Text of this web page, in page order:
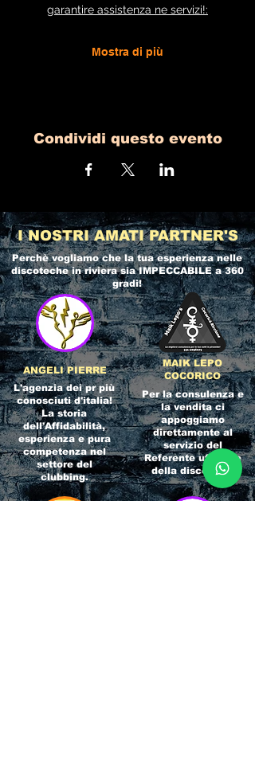
garantire assistenza ne servizi!:
Mostra di più
Condividi questo evento
I NOSTRI AMATI PARTNER'S
Perchè vogliamo che la tua esperienza nelle
discoteche in rivierasia IMPECCABILE a 360
gradi!
ANGELI PIERRE
L'agenzia dei pr più
conosciuti d'italia!
La storia
dell'Affidabilità,
esperienza e pura
competenza nel
settore del
clubbing.
MAIK LEPO
COCORICO
Per la consulenza e
la vendita ci
appoggiamo
direttamente al
servizio del
Referente ufficiale
della discoteca!